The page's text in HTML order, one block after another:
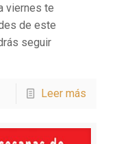
viernes te
de este
seguir
Leer más